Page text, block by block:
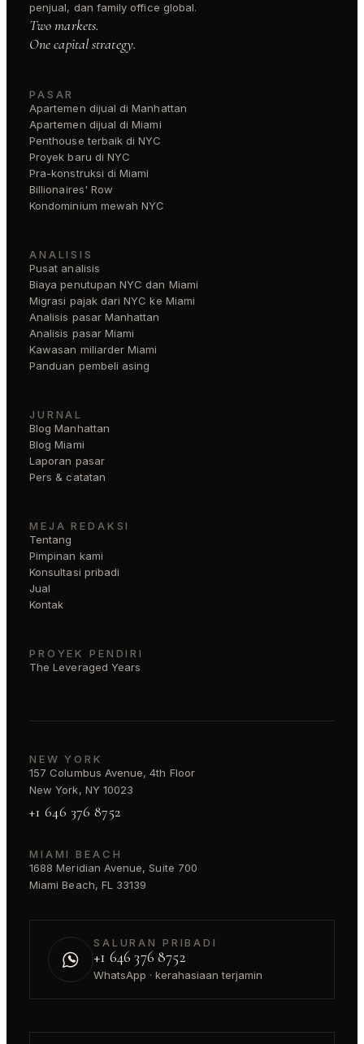
penjual, dan family office global.
Two markets.
One capital strategy.
PASAR
Apartemen dijual di Manhattan
Apartemen dijual di Miami
Penthouse terbaik di NYC
Proyek baru di NYC
Pra-konstruksi di Miami
Billionaires' Row
Kondominium mewah NYC
ANALISIS
Pusat analisis
Biaya penutupan NYC dan Miami
Migrasi pajak dari NYC ke Miami
Analisis pasar Manhattan
Analisis pasar Miami
Kawasan miliarder Miami
Panduan pembeli asing
JURNAL
Blog Manhattan
Blog Miami
Laporan pasar
Pers & catatan
MEJA REDAKSI
Tentang
Pimpinan kami
Konsultasi pribadi
Jual
Kontak
PROYEK PENDIRI
The Leveraged Years
NEW YORK
157 Columbus Avenue, 4th Floor
New York, NY 10023
+1 646 376 8752
MIAMI BEACH
1688 Meridian Avenue, Suite 700
Miami Beach, FL 33139
SALURAN PRIBADI
+1 646 376 8752
WhatsApp · kerahasiaan terjamin